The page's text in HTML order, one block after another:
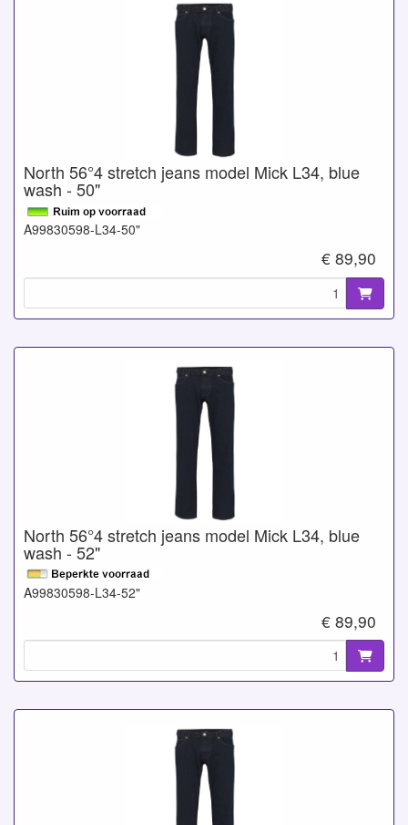
North 56°4 stretch jeans model Mick L34, blue
wash - 50"
A99830598-L34-50"
€ 89,90
North 56°4 stretch jeans model Mick L34, blue
wash - 52"
A99830598-L34-52"
€ 89,90